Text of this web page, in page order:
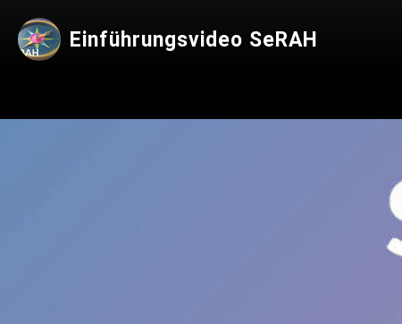
Einführungsvideo SeRAH